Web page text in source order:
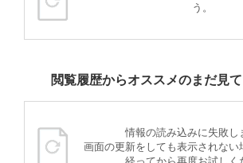
う。
閲覧履歴からオススメのまだ見
情報の読み込みに失敗し
画面の更新をしても表示されない
経ってから再度お試しく